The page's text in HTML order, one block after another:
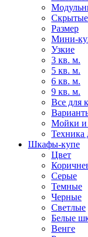
Размер
Мини-
Узкие
3 кв. м.
5 кв. м.
6 кв. м.
9 кв. м.
Все для
Мойки и
Техника
Шкафы-купе
Цвет
Серые
Темные
Черные
Светлые
Белые
Венге